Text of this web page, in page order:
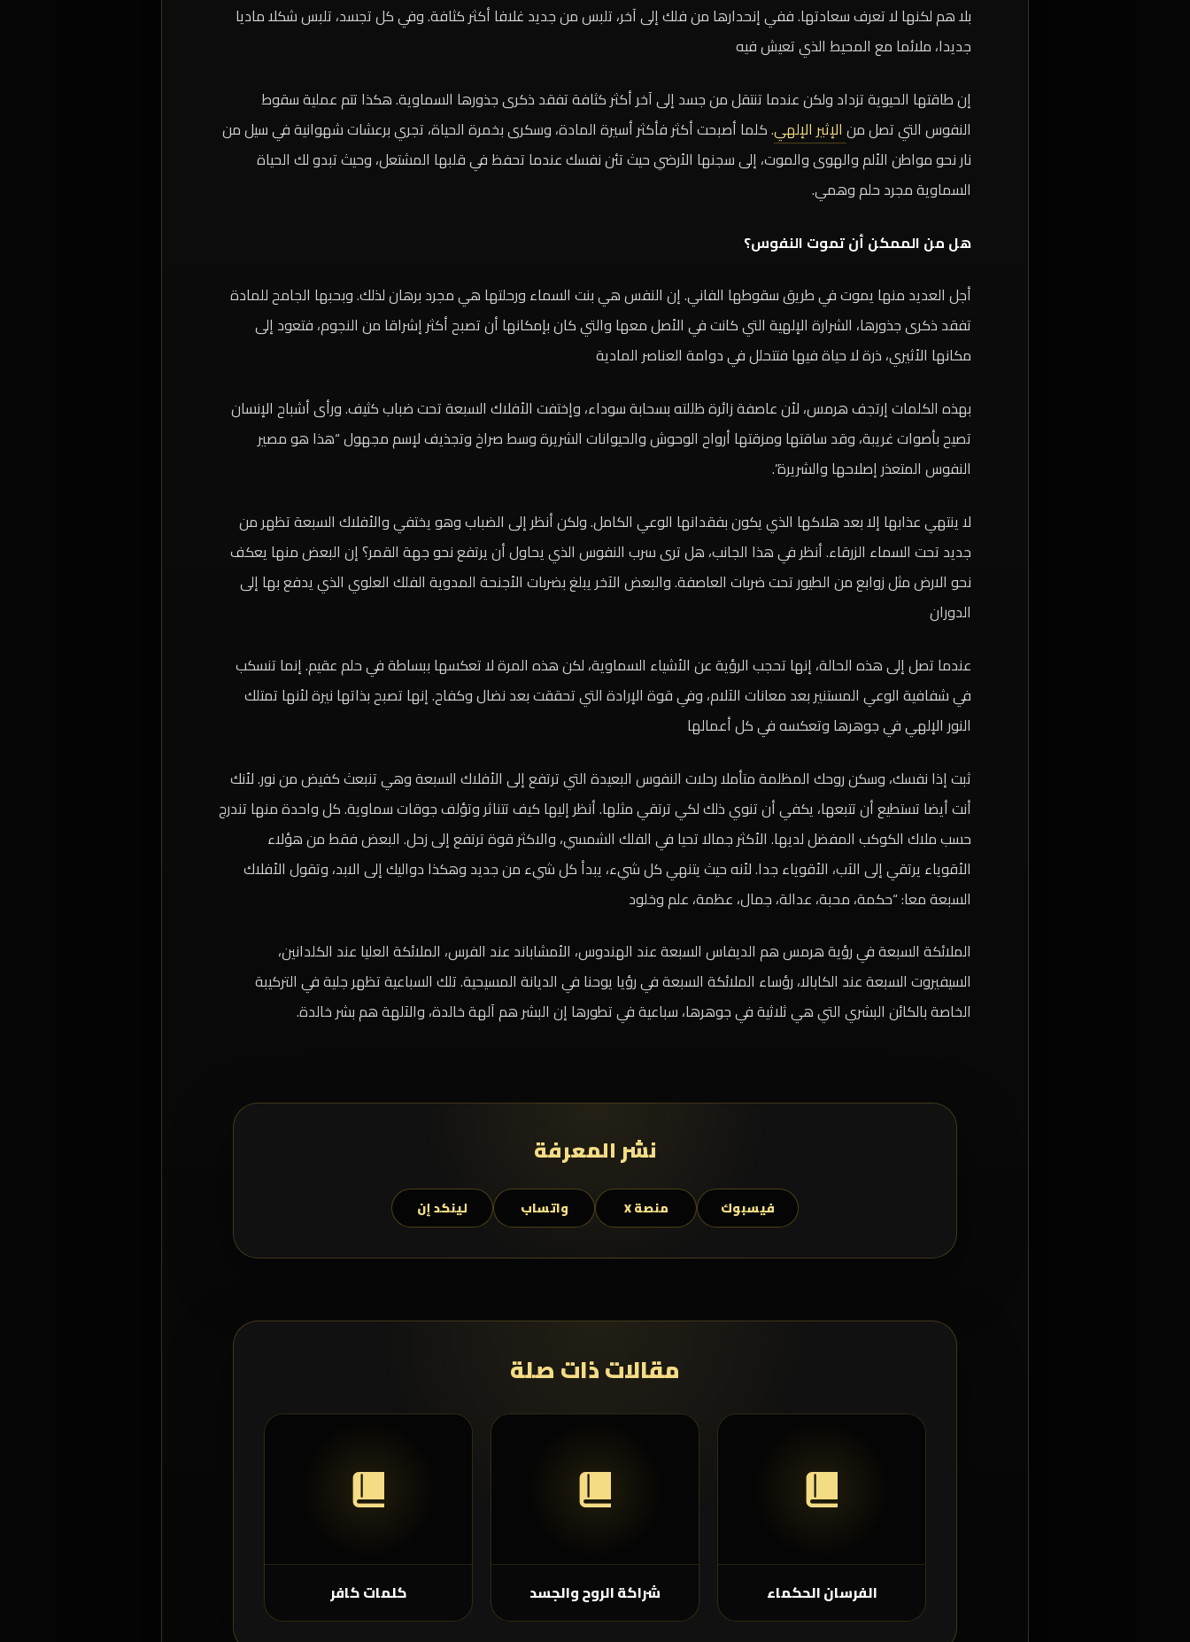
بلا هم لكنها لا تعرف سعادتها. ففي إنحدارها من فلك إلى آخر، تلبس من جديد غلافا أكثر كثافة. وفي كل تجسد، تلبس شكلا ماديا
جديدا، ملائما مع المحيط الذي تعيش فيه
إن طاقتها الحيوية تزداد ولكن عندما تنتقل من جسد إلى آخر أكثر كثافة تفقد ذكرى جذورها السماوية. هكذا تتم عملية سقوط
النفوس التي تصل من الإثير الإلهي. كلما أصبحت أكثر فأكثر أسيرة المادة، وسكرى بخمرة الحياة، تجري برعشات شهوانية في سيل من
نار نحو مواطن الألم والهوى والموت، إلى سجنها الأرضي حيث تئن نفسك عندما تحفظ في قلبها المشتعل، وحيث تبدو لك الحياة
السماوية مجرد حلم وهمي.
هل من الممكن أن تموت النفوس؟
أجل العديد منها يموت في طريق سقوطها الفاني. إن النفس هي بنت السماء ورحلتها هي مجرد برهان لذلك. وبحبها الجامح للمادة
تفقد ذكرى جذورها، الشرارة الإلهية التي كانت في الأصل معها والتي كان بإمكانها أن تصبح أكثر إشراقا من النجوم، فتعود إلى
مكانها الأثيري، ذرة لا حياة فيها فتتحلل في دوامة العناصر المادية
بهذه الكلمات إرتجف هرمس، لأن عاصفة زائرة ظللته بسحابة سوداء، وإختفت الأفلاك السبعة تحت ضباب كثيف. ورأى أشباح الإنسان
تصيح بأصوات غريبة، وقد ساقتها ومزقتها أرواح الوحوش والحيوانات الشريرة وسط صراخ وتجذيف لإسم مجهول “هذا هو مصير
النفوس المتعذر إصلاحها والشريرة”.
لا ينتهي عذابها إلا بعد هلاكها الذي يكون بفقدانها الوعي الكامل. ولكن أنظر إلى الضباب وهو يختفي والأفلاك السبعة تظهر من
جديد تحت السماء الزرقاء. أنظر في هذا الجانب، هل ترى سرب النفوس الذي يحاول أن يرتفع نحو جهة القمر؟ إن البعض منها يعكف
نحو الارض مثل زوابع من الطيور تحت ضربات العاصفة. والبعض الآخر يبلغ بضربات الأجنحة المدوية الفلك العلوي الذي يدفع بها إلى
الدوران
عندما تصل إلى هذه الحالة، إنها تحجب الرؤية عن الأشياء السماوية، لكن هذه المرة لا تعكسها ببساطة في حلم عقيم. إنما تنسكب
في شفافية الوعي المستنير بعد معانات الآلام، وفي قوة الإرادة التي تحققت بعد نضال وكفاح. إنها تصبح بذاتها نيرة لأنها تمتلك
النور الإلهي في جوهرها وتعكسه في كل أعمالها
ثبت إذا نفسك، وسكن روحك المظلمة متأملا رحلات النفوس البعيدة التي ترتفع إلى الأفلاك السبعة وهي تنبعث كفيض من نور. لأنك
أنت أيضا تستطيع أن تتبعها، يكفي أن تنوي ذلك لكي ترتقي مثلها. أنظر إليها كيف تتناثر وتؤلف جوقات سماوية. كل واحدة منها تندرج
حسب ملاك الكوكب المفضل لديها. الأكثر جمالا تحيا في الفلك الشمسي، والاكثر قوة ترتفع إلى زحل. البعض فقط من هؤلاء
الأقوياء يرتقي إلى الآب، الأقوياء جدا. لأنه حيث يتنهي كل شيء، يبدأ كل شيء من جديد وهكذا دواليك إلى الابد، وتقول الأفلاك
السبعة معا: “حكمة، محبة، عدالة، جمال، عظمة، علم وخلود
الملائكة السبعة في رؤية هرمس هم الديفاس السبعة عند الهندوس، الأمشاباند عند الفرس، الملائكة العليا عند الكلدانين،
السيفيروت السبعة عند الكابالا، رؤساء الملائكة السبعة في رؤيا يوحنا في الديانة المسيحية. تلك السباعية تظهر جلية في التركيبة
الخاصة بالكائن البشري التي هي ثلاثية في جوهرها، سباعية في تطورها إن البشر هم آلهة خالدة، والآلهة هم بشر خالدة.
نشر المعرفة
فيسبوك منصة X واتساب لينكد إن
مقالات ذات صلة
الفرسان الحكماء شراكة الروح والجسد كلمات كافر